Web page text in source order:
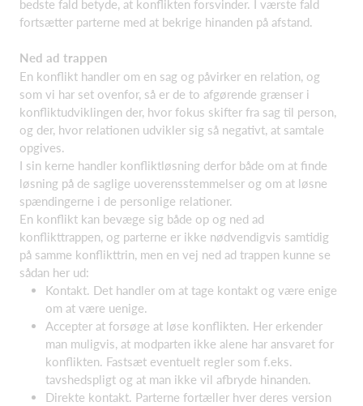
bedste fald betyde, at konflikten forsvinder. I værste fald
fortsætter parterne med at bekrige hinanden på afstand.
Ned ad trappen
En konflikt handler om en sag og påvirker en relation, og
som vi har set ovenfor, så er de to afgørende grænser i
konfliktudviklingen der, hvor fokus skifter fra sag til person,
og der, hvor relationen udvikler sig så negativt, at samtale
opgives.
I sin kerne handler konfliktløsning derfor både om at finde
løsning på de saglige uoverensstemmelser og om at løsne
spændingerne i de personlige relationer.
En konflikt kan bevæge sig både op og ned ad
konflikttrappen, og parterne er ikke nødvendigvis samtidig
på samme konflikttrin, men en vej ned ad trappen kunne se
sådan her ud:
Kontakt. Det handler om at tage kontakt og være enige
om at være uenige.
Accepter at forsøge at løse konflikten. Her erkender
man muligvis, at modparten ikke alene har ansvaret for
konflikten. Fastsæt eventuelt regler som f.eks.
tavshedspligt og at man ikke vil afbryde hinanden.
Direkte kontakt. Parterne fortæller hver deres version